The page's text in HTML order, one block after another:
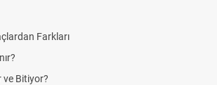
Farkları
ve Bitiyor?